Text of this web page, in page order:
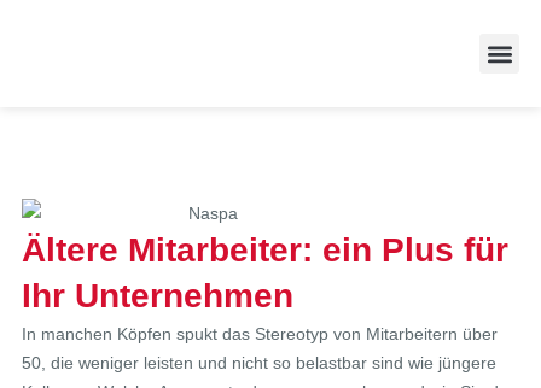
Ältere Mitarbeiter: ein Plus für
Ihr Unternehmen
In manchen Köpfen spukt das Stereotyp von Mitarbeitern über
50, die weniger leisten und nicht so belastbar sind wie jüngere